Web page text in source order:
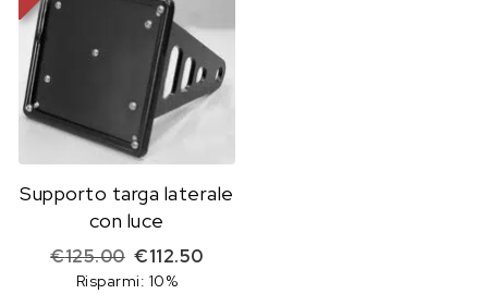
Supporto targa laterale
con luce
€125.00 Il prezzo originale era: €125.00.
€112.50Il prezzo attuale è: €112.50.
Risparmi: 10%